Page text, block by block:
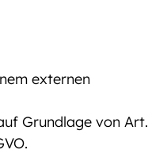
externen
Grundlage von Art.